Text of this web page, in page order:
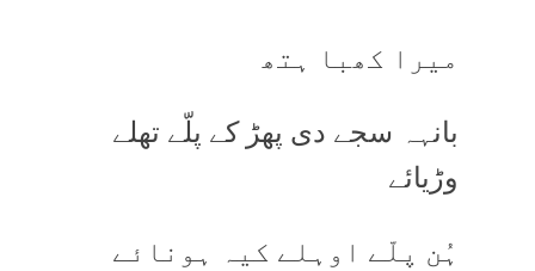
میرا کھبا ہتھ
بانہہ سجے دی پھڑ کے پلّے تھلے
وڑیائے
ہُن پلّے اوہلے کیہ ہونائے